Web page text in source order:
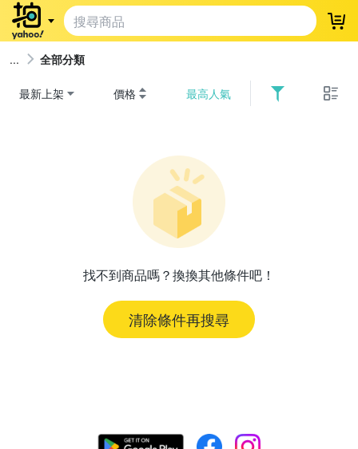
登
全部分類
最新上架 價格 最高人氣
找不到商品嗎？換換其他條件吧！
清除條件再搜尋